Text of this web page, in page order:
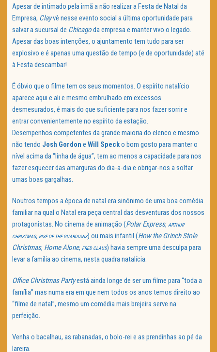
Apesar de intimado pela irmã a não realizar a Festa de Natal da
Empresa, Clayvê nesse evento social a última oportunidade para
salvar a sucursal de Chicagoda empresa e manter vivo o legado.
Apesar das boas intenções, o ajuntamento tem tudo para ser
explosivo e é apenas uma questão de tempo (e de oportunidade) até
à Festa descambar!
É óbvio que o filme tem os seus momentos. O espírito natalício
aparece aqui e ali e mesmo embrulhado em excessos
desmesurados, é mais do que suficiente para nos fazer sorrir e
entrar convenientemente no espírito da estação.
Desempenhos competentes da grande maioria do elenco e mesmo
não tendo Josh Gordon e Will Specko bom gosto para manter o
nível acima da “linha de água”, tem ao menos a capacidade para nos
fazer esquecer das amarguras do dia-a-dia e obrigar-nos a soltar
umas boas gargalhas.
Noutros tempos a época de natal era sinónimo de uma boa comédia
familiar na qual o Natal era peça central das desventuras dos nossos
protagonistas. No cinema de animação (Polar Express, ARTHUR
CHRISTMAS, RISE OF THE GUARDIANS) ou mais infantil (How the Grinch Stole
Christmas, Home Alone, FRED CLAUS) havia sempre uma desculpa para
levar a família ao cinema, nesta quadra natalícia.
Office Christmas Partyestá ainda longe de ser um filme para “toda a
família” mas numa era em que nem todos os anos temos direito ao
“filme de natal”, mesmo um comédia mais brejeira serve na
perfeição.
Venha o bacalhau, as rabanadas, o bolo-rei e as prendinhas ao pé da
lareira.